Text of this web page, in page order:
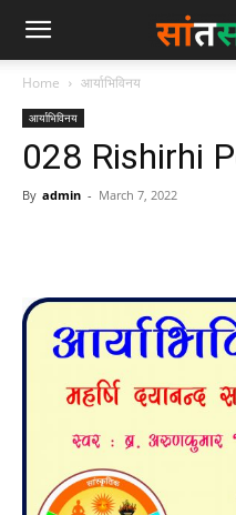
Home आर्याभिविनय
आर्याभिविनय
028 Rishirhi
By admin - March 7, 2022